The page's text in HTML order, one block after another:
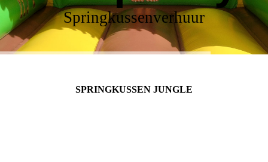
Springkussenverhuur
SPRINGKUSSEN JUNGLE